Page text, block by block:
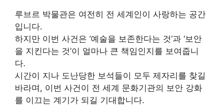
루브르 박물관은 여전히 전 세계인이 사랑하는 공간
입니다.
하지만 이번 사건은 ‘예술을 보존한다는 것’과 ‘보안
을 지킨다는 것’이 얼마나 큰 책임인지를 보여줍니
다.
시간이 지나 도난당한 보석들이 모두 제자리를 찾길
바라며, 이번 사건이 전 세계 문화기관의 보안 강화
를 이끄는 계기가 되길 기대합니다.